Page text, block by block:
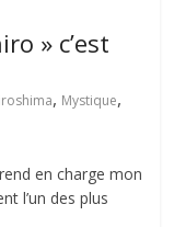
» c’est
, Mystique,
en charge mon
l’un des plus